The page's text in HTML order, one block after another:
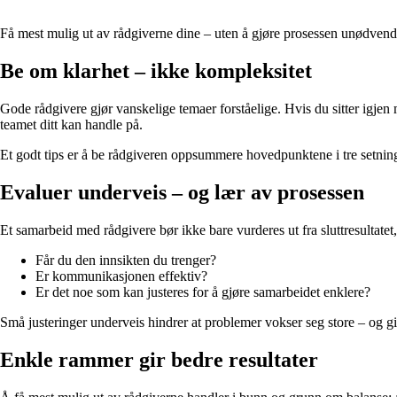
Få mest mulig ut av rådgiverne dine – uten å gjøre prosessen
Be om klarhet – ikke kompleksitet
Gode rådgivere gjør vanskelige temaer forståelige. Hvis du sitter
teamet ditt kan handle på.
Et godt tips er å be rådgiveren oppsummere hovedpunktene i tre
Evaluer underveis – og lær av prosessen
Et samarbeid med rådgivere bør ikke bare vurderes ut fra
Får du den innsikten du trenger?
Er kommunikasjonen effektiv?
Er det noe som kan justeres for å gjøre samarbeidet enklere?
Små justeringer underveis hindrer at problemer vokser seg store – og
Enkle rammer gir bedre resultater